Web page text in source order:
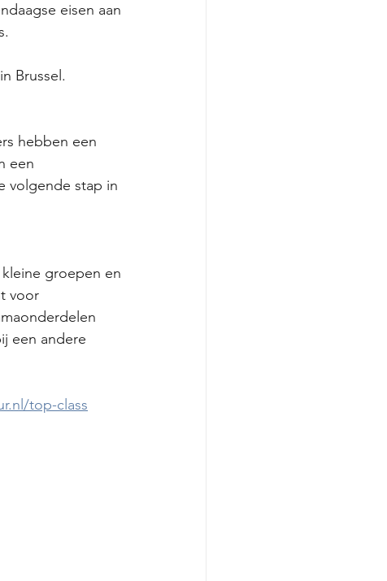
eisen aan
Brussel.
hebben een
een
volgende stap in
groepen en
voor
een andere
top-class